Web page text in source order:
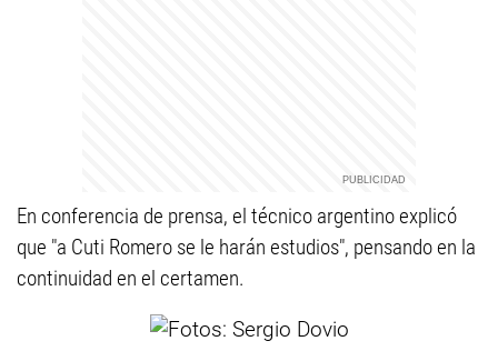
En conferencia de prensa, el técnico argentino explicó
que "a Cuti Romero se le harán estudios", pensando en la
continuidad en el certamen.